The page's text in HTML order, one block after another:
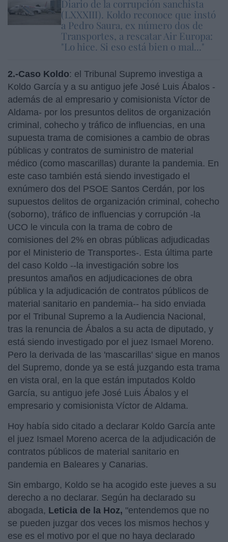
Diario de la corrupción sanchista
(LXXXIII). Koldo reconoce que instó
a Pedro Saura, ex número dos de
Transportes, a rescatar Air Europa:
"Lo hice. Si eso está bien o mal..."
2.-Caso Koldo: el Tribunal Supremo investiga a
Koldo García y a su antiguo jefe José Luis Ábalos -
además de al empresario y comisionista Víctor de
Aldama- por los presuntos delitos de organización
criminal, cohecho y tráfico de influencias, en una
supuesta trama de comisiones a cambio de obras
públicas y contratos de suministro de material
médico (como mascarillas) durante la pandemia. En
este caso también está siendo investigado el
exnúmero dos del PSOE Santos Cerdán, por los
supuestos delitos de organización criminal, cohecho
(soborno), tráfico de influencias y corrupción -la
UCO le vincula con la trama de cobro de
comisiones del 2% en obras públicas adjudicadas
por el Ministerio de Transportes-. Esta última parte
del caso Koldo --la investigación sobre los
presuntos amaños en adjudicaciones de obra
pública y la adjudicación de contratos públicos de
material sanitario en pandemia-- ha sido enviada
por el Tribunal Supremo a la Audiencia Nacional,
tras la renuncia de Ábalos a su acta de diputado, y
está siendo investigado por el juez Ismael Moreno.
Pero la derivada de las 'mascarillas' sigue en manos
del Supremo, donde ya se está juzgando esta trama
en vista oral, en la que están imputados Koldo
García, su antiguo jefe José Luis Ábalos y el
empresario y comisionista Víctor de Aldama.
Hoy había sido citado a declarar Koldo García ante
el juez Ismael Moreno acerca de la adjudicación de
contratos públicos de material sanitario en
pandemia en Baleares y Canarias.
Sin embargo, Koldo se ha acogido este jueves a su
derecho a no declarar. Según ha declarado su
abogada, Leticia de la Hoz, "entendemos que no
se pueden juzgar dos veces los mismos hechos y
ese es el motivo por el que no haya declarado